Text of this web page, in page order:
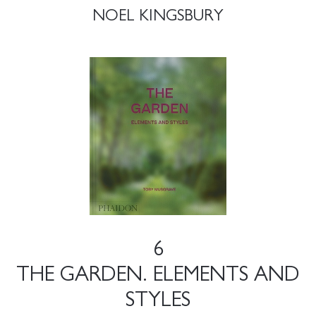
NOEL KINGSBURY
6
THE GARDEN. ELEMENTS AND
STYLES